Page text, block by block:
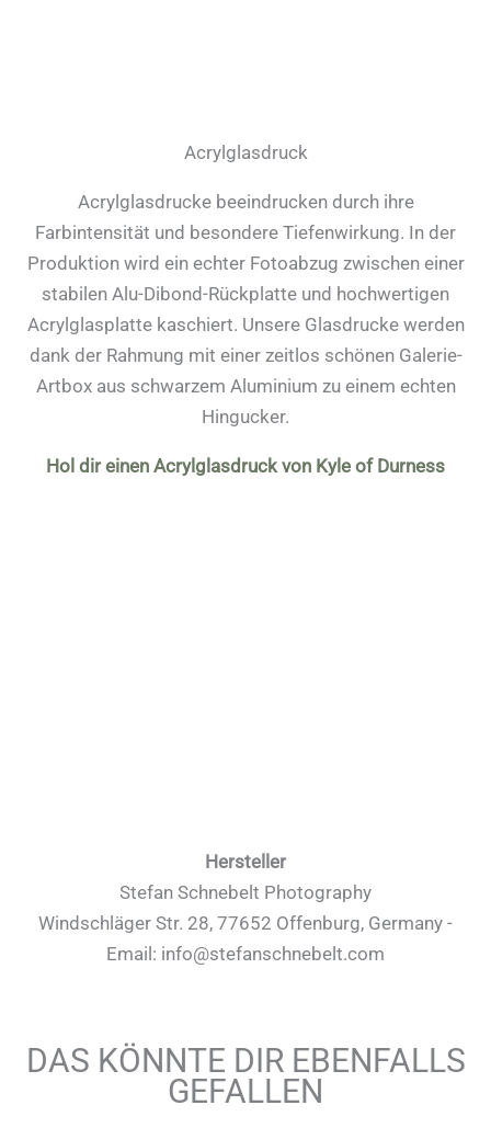
Acrylglasdruck
Acrylglasdrucke beeindrucken durch ihre
Farbintensität und besondere Tiefenwirkung. In der
Produktion wird ein echter Fotoabzug zwischen einer
stabilen Alu-Dibond-Rückplatte und hochwertigen
Acrylglasplatte kaschiert. Unsere Glasdrucke werden
dank der Rahmung mit einer zeitlos schönen Galerie-
Artbox aus schwarzem Aluminium zu einem echten
Hingucker.
Hol dir einen Acrylglasdruck von Kyle of Durness
Hersteller
Stefan Schnebelt Photography
Windschläger Str. 28, 77652 Offenburg, Germany -
Email: info@stefanschnebelt.com
DAS KÖNNTE DIR EBENFALLS
GEFALLEN